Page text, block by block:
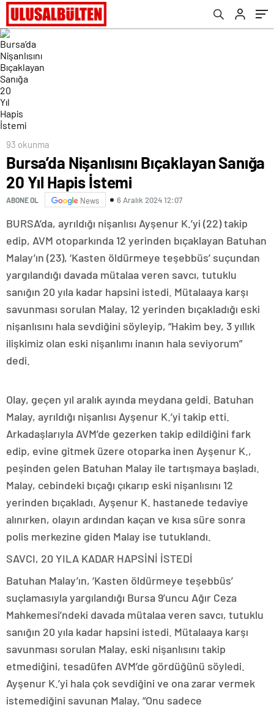
93 okunma
Bursa’da Nişanlısını Bıçaklayan Sanığa
20 Yıl Hapis İstemi
ABONE OL News 6 Aralık 2024 12:07
BURSA’da, ayrıldığı nişanlısı Ayşenur K.’yi (22) takip
edip, AVM otoparkında 12 yerinden bıçaklayan Batuhan
Malay’ın (23), ‘Kasten öldürmeye teşebbüs’ suçundan
yargılandığı davada mütalaa veren savcı, tutuklu
sanığın 20 yıla kadar hapsini istedi. Mütalaaya karşı
savunması sorulan Malay, 12 yerinden bıçakladığı eski
nişanlısını hala sevdiğini söyleyip, “Hakim bey, 3 yıllık
ilişkimiz olan eski nişanlımı inanın hala seviyorum”
dedi.
Olay, geçen yıl aralık ayında meydana geldi. Batuhan
Malay, ayrıldığı nişanlısı Ayşenur K.’yi takip etti.
Arkadaşlarıyla AVM’de gezerken takip edildiğini fark
edip, evine gitmek üzere otoparka inen Ayşenur K.,
peşinden gelen Batuhan Malay ile tartışmaya başladı.
Malay, cebindeki bıçağı çıkarıp eski nişanlısını 12
yerinden bıçakladı. Ayşenur K. hastanede tedaviye
alınırken, olayın ardından kaçan ve kısa süre sonra
polis merkezine giden Malay ise tutuklandı.
SAVCI, 20 YILA KADAR HAPSİNİ İSTEDİ
Batuhan Malay’ın, ‘Kasten öldürmeye teşebbüs’
suçlamasıyla yargılandığı Bursa 9’uncu Ağır Ceza
Mahkemesi’ndeki davada mütalaa veren savcı, tutuklu
sanığın 20 yıla kadar hapsini istedi. Mütalaaya karşı
savunması sorulan Malay, eski nişanlısını takip
etmediğini, tesadüfen AVM’de gördüğünü söyledi.
Ayşenur K.’yi hala çok sevdiğini ve ona zarar vermek
istemediğini savunan Malay, “Onu sadece